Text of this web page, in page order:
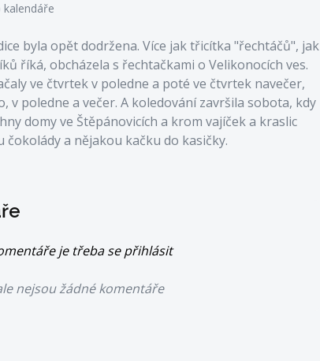
byla opět dodržena. Více jak třicítka "řechtáčů", jak
říká, obcházela s řechtačkami o Velikonocích ves.
ve čtvrtek v poledne a poté ve čtvrtek navečer,
v poledne a večer. A koledování završila sobota, kdy
domy ve Štěpánovicích a krom vajíček a kraslic
čokolády a nějakou kačku do kasičky.
je třeba se přihlásit
nejsou žádné komentáře